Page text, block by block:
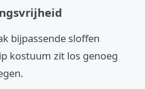
bijpassende sloffen
kostuum zit los genoeg